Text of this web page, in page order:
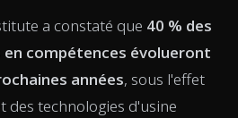
a constaté que 40 % des
en compétences évolueront
années, sous l'effet
des technologies d'usine